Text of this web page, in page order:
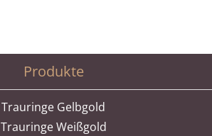
Produkte
Trauringe Gelbgold
Trauringe Weißgold